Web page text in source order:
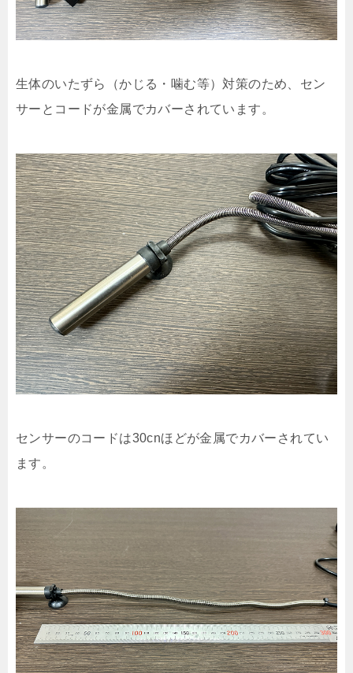
生体のいたずら（かじる・噛む等）対策のため、セン
サーとコードが金属でカバーされています。
センサーのコードは30cnほどが金属でカバーされてい
ます。